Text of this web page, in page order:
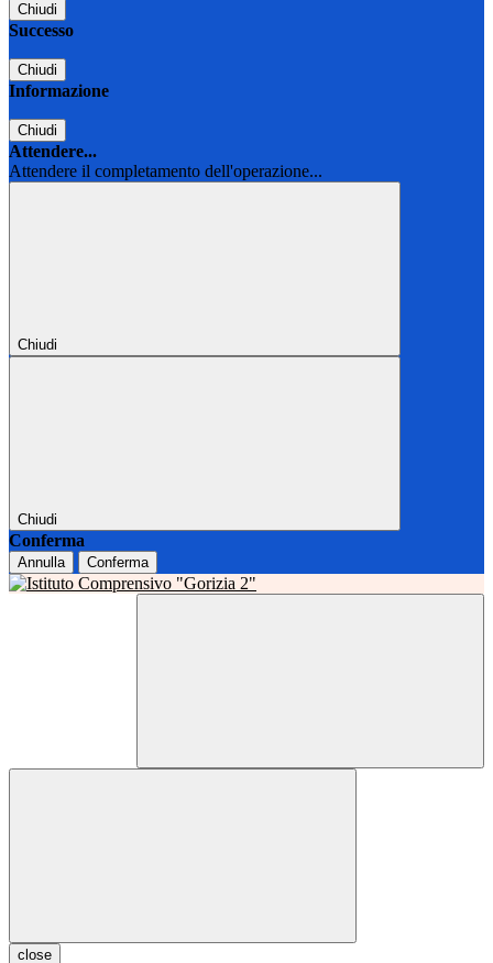
Chiudi
Successo
Chiudi
Informazione
Chiudi
Attendere...
Attendere il completamento dell'operazione...
Chiudi
Chiudi
Conferma
Annulla Conferma
close